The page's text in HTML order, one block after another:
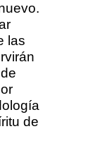
las
de